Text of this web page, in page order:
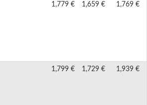
1,779 € 1,659 € 1,769 €
1,799 € 1,729 € 1,939 €